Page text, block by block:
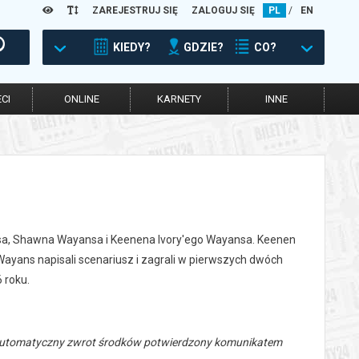
ZAREJESTRUJ SIĘ ZALOGUJ SIĘ PL / EN
KIEDY? GDZIE? CO?
ONLINE KARNETY INNE
Wayansa i Keenena Ivory'ego Wayansa. Keenen
napisali scenariusz i zagrali w pierwszych dwóch
zwrot środków potwierdzony komunikatem